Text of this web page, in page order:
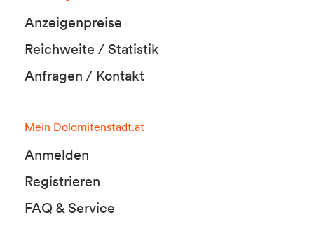
Anzeigenpreise
Reichweite / Statistik
Anfragen / Kontakt
Mein Dolomitenstadt.at
Anmelden
Registrieren
FAQ & Service